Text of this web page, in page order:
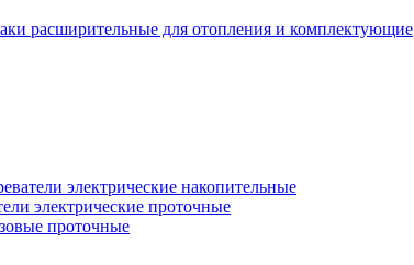
расширительные для отопления и комплектующие
электрические накопительные
электрические проточные
проточные